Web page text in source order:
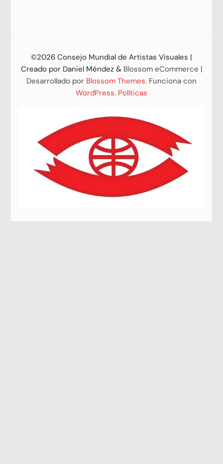
©2026 Consejo Mundial de Artistas Visuales |
Creado por Daniel Méndez&Blossom eCommerce |
Desarrollado por Blossom Themes. Funciona con
WordPress. Políticas